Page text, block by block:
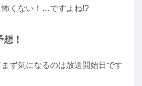
怖くない！…ですよね!?
！
ず気になるのは放送開始日です